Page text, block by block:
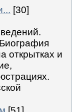
[30]
открытках и